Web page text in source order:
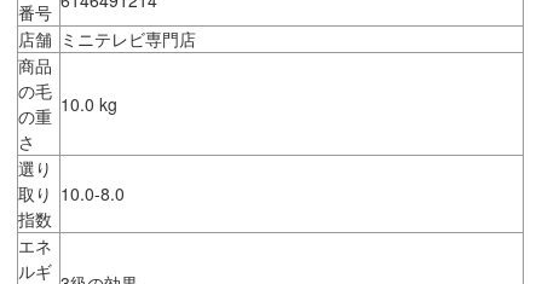
番号
店舗 ミニテレビ専門店
商品
の毛
の重
さ
10.0 kg
選り
取り
指数
10.0-8.0
エネ
ルギ